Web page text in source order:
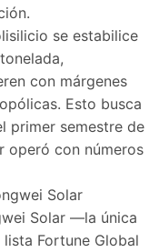
se estabilice
con márgenes
Esto busca
primer semestre de
operó con números
Solar
Solar —la única
Fortune Global